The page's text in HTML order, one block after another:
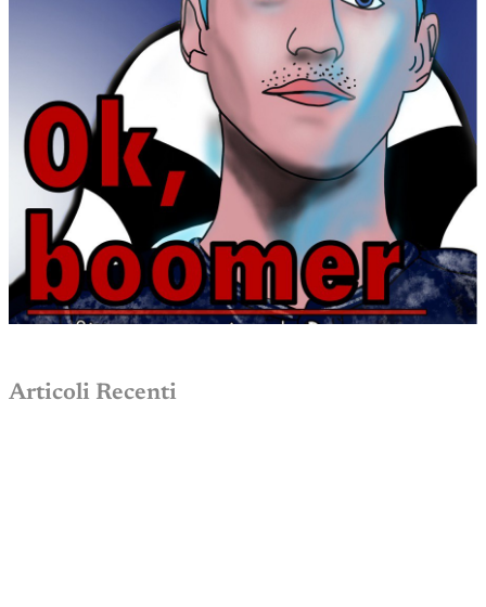
Articoli Recenti